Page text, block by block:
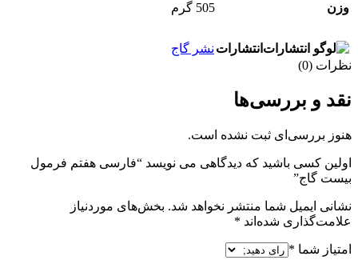
وزن
505 گرم
انتشارات نشر گاج
نظرات (0)
نقد و بررسی‌ها
هنوز بررسی‌ای ثبت نشده است.
اولین کسی باشید که دیدگاهی می نویسد “فارسی هفتم فرمول
بیست گاج”
نشانی ایمیل شما منتشر نخواهد شد. بخش‌های موردنیاز
علامت‌گذاری شده‌اند *
امتیاز شما *